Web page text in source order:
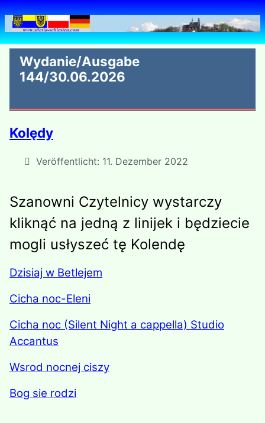
Wydanie/Ausgabe
144/30.06.2026
Kolędy
Veröffentlicht: 11. Dezember 2022
Szanowni Czytelnicy wystarczy
kliknąć na jedną z linijek i będziecie
mogli usłyszeć tę Kolendę
Dzisiaj w Betlejem
Cicha noc-Eleni
Cicha noc (Silent Night a cappella) Studio
Accantus
Wsrod nocnej ciszy
Bog sie rodzi